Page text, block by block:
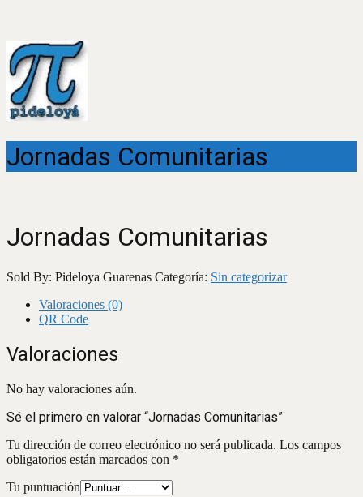
Jornadas Comunitarias
Jornadas Comunitarias
Sold By: Pideloya Guarenas Categoría: Sin categorizar
Valoraciones (0)
QR Code
Valoraciones
No hay valoraciones aún.
Sé el primero en valorar “Jornadas Comunitarias”
Tu dirección de correo electrónico no será publicada. Los campos
obligatorios están marcados con *
Tu puntuación